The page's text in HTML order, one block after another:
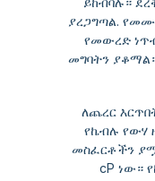
ያረጋግጣል.
የመውረድ
መግባትን
ለጨረር
የኬብሉ የውሃ
መስፈርቶችን
cP ነው።